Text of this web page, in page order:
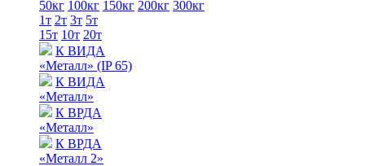
50кг 100кг 150кг 200кг 300кг
1т 2т 3т 5т
15т 10т 20т
К ВИДА
«Металл» (IP 65)
К ВИДА
«Металл»
К ВРДА
«Металл»
К ВРДА
«Металл 2»